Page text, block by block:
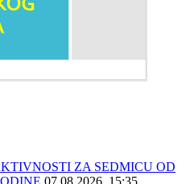
ZA SEDMICU OD